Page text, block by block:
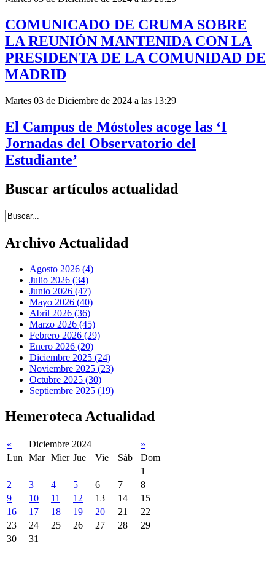
COMUNICADO DE CRUMA SOBRE
LA REUNIÓN MANTENIDA CON LA
PRESIDENTA DE LA COMUNIDAD DE
MADRID
Martes 03 de Diciembre de 2024 a las 13:29
El Campus de Móstoles acoge las ‘I
Jornadas del Observatorio del
Estudiante’
Buscar artículos actualidad
Introduce términos de búsqueda
Archivo Actualidad
Agosto 2026 (4)
Julio 2026 (34)
Junio 2026 (47)
Mayo 2026 (40)
Abril 2026 (36)
Marzo 2026 (45)
Febrero 2026 (29)
Enero 2026 (20)
Diciembre 2025 (24)
Noviembre 2025 (23)
Octubre 2025 (30)
Septiembre 2025 (19)
Hemeroteca Actualidad
« Diciembre 2024
»
Lun
Mar Mier Jue Vie Sáb
Dom
1
2
3 4 5 6 7
8
9
10 11 12 13 14
15
16
17 18 19 20 21
22
23
24 25 26 27 28
29
30
31